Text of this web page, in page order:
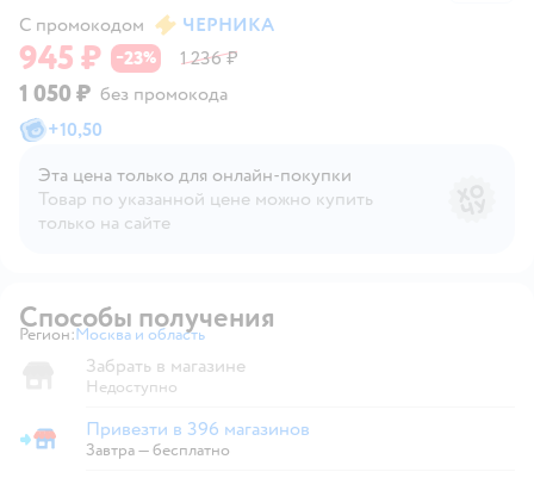
С промокодом
ЧЕРНИКА
945 ₽ −23% 1 236 ₽
1 050 ₽ без промокода
+10,50
Эта цена только для онлайн‑покупки
Товар по указанной цене можно купить
только на сайте
Способы получения
Регион: Выбор адреса доставки.
Москва и область
Забрать в магазине
Недоступно
Привезти в магазин
Привезти в 396 магазинов
Завтра—бесплатно